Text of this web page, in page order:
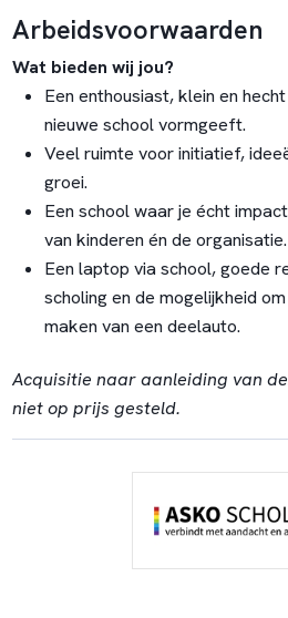
Arbeidsvoorwaarden
Wat bieden wij jou?
Een enthousiast, klein en
nieuwe school vormgeeft.
Veel ruimte voor initiatief,
groei.
Een school waar je écht
van kinderen én de organisatie.
Een laptop via school, goede
scholing en de mogelijkheid
maken van een deelauto.
Acquisitie naar aanleiding van
niet op prijs gesteld.